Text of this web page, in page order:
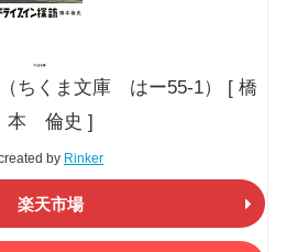
（ちくま文庫 はー55-1） [ 橋
本 倫史 ]
by Rinker
楽天市場